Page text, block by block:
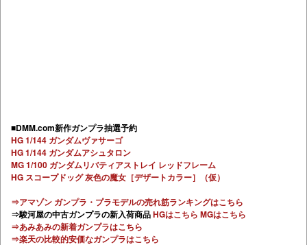
■DMM.com新作ガンプラ抽選予約
HG 1/144 ガンダムヴァサーゴ
HG 1/144 ガンダムアシュタロン
MG 1/100 ガンダムリバティアストレイ レッドフレーム
HG スコープドッグ 灰色の魔女［デザートカラー］（仮）
⇒アマゾン ガンプラ・プラモデルの売れ筋ランキングはこちら
⇒駿河屋の中古ガンプラの新入荷商品HGはこちら MGはこちら
⇒あみあみの新着ガンプラはこちら
⇒楽天の比較的安価なガンプラはこちら